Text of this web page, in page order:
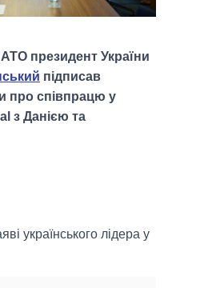
президент України
підписав
про співпрацю у
з Данією та
українського лідера у